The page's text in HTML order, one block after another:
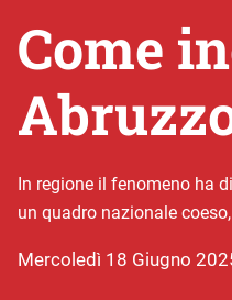
Come
In regione il fenomeno ha
un quadro nazionale
mercoledì 18 Giugno